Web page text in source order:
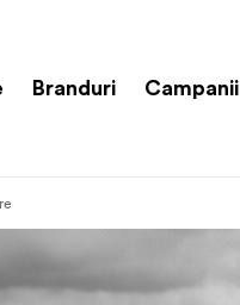
Branduri Campanii